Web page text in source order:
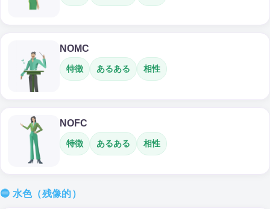
NOMC
特徴 あるある 相性
NOFC
特徴 あるある 相性
🔵 水色（残像的）